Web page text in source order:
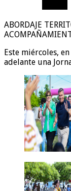
ABORDAJE
Este miércoles,
adelante una